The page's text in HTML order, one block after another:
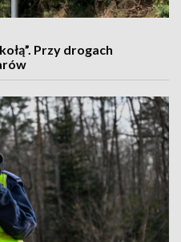
Przy drogach